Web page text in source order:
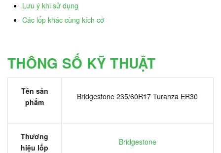
Lưu ý khi sử dụng
Các lốp khác cùng kích cỡ
THÔNG SỐ KỸ THUẬT
Tên sản
phẩm
Bridgestone 235/60R17 Turanza ER30
Thương
hiệu lốp
Bridgestone